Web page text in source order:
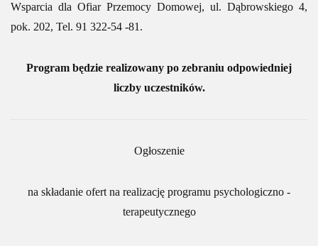
Wsparcia dla Ofiar Przemocy Domowej, ul. Dąbrowskiego 4,
pok. 202, Tel. 91 322-54 -81.
Program będzie realizowany po zebraniu odpowiedniej
liczby uczestników.
Ogłoszenie
na składanie ofert na realizację programu psychologiczno -
terapeutycznego